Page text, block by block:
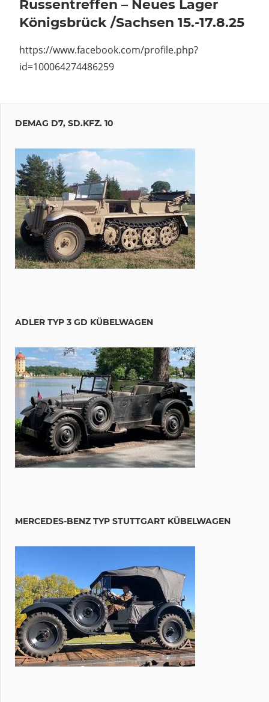
Russentreffen – Neues Lager
Königsbrück /Sachsen 15.-17.8.25
https://www.facebook.com/profile.php?
id=100064274486259
DEMAG D7, SD.KFZ. 10
ADLER TYP 3 GD KÜBELWAGEN
MERCEDES-BENZ TYP STUTTGART KÜBELWAGEN